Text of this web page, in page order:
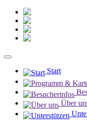
Start
Über